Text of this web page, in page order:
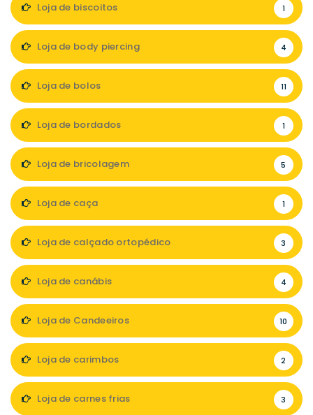
Loja de biscoitos 1
Loja de body piercing 4
Loja de bolos 11
Loja de bordados 1
Loja de bricolagem 5
Loja de caça 1
Loja de calçado ortopédico 3
Loja de canábis 4
Loja de Candeeiros 10
Loja de carimbos 2
Loja de carnes frias 3